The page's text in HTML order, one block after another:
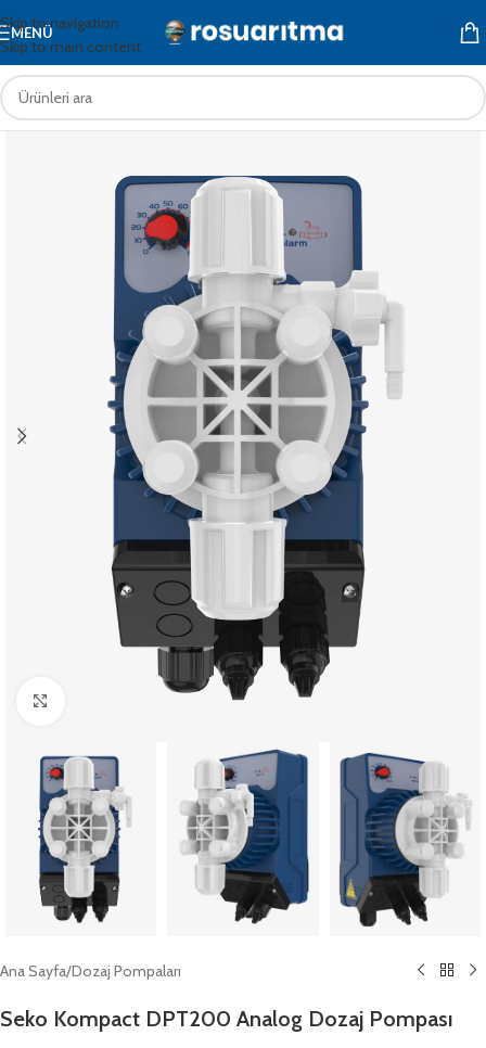
Skip to navigation
Skip to main content
MENÜ
Ana Sayfa/Dozaj Pompaları
Seko Kompact DPT200 Analog Dozaj Pompası